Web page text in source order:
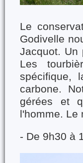
Le
Godivelle
Jacquot. Un
Les
spécifique,
carbone.
gérées et
l'homme. Le
- De 9h30 à